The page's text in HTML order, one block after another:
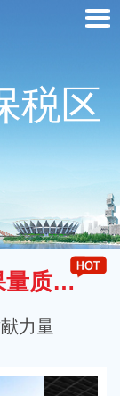
税区
天津经开区科技创新成果量质双跃升
力量